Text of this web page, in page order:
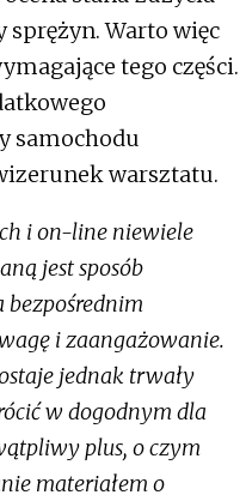
sprężyn. Warto więc
tego części.
samochodu
warsztatu.
i on-line niewiele
jest sposób
bezpośrednim
i zaangażowanie.
jednak trwały
w dogodnym dla
plus, o czym
materiałem o